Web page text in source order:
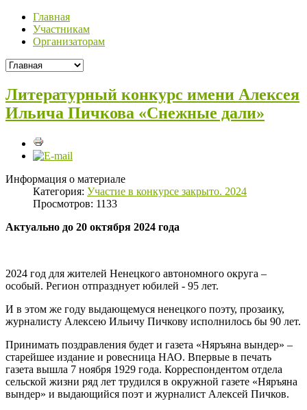
Главная
Участникам
Организаторам
Литературный конкурс имени Алексея
Ильича Пичкова «Снежные дали»
Информация о материале
Категория: Участие в конкурсе закрыто. 2024
Просмотров: 1133
Актуально до 20 октября 2024 года
2024 год для жителей Ненецкого автономного округа –
особый. Регион отпразднует юбилей - 95 лет.
И в этом же году выдающемуся ненецкого поэту, прозаику,
журналисту Алексею Ильичу Пичкову исполнилось бы 90 лет.
Принимать поздравления будет и газета «Няръяна вындер» –
старейшее издание и ровесница НАО. Впервые в печать
газета вышла 7 ноября 1929 года. Корреспондентом отдела
сельской жизни ряд лет трудился в окружной газете «Няръяна
вындер» и выдающийся поэт и журналист Алексей Пичков.